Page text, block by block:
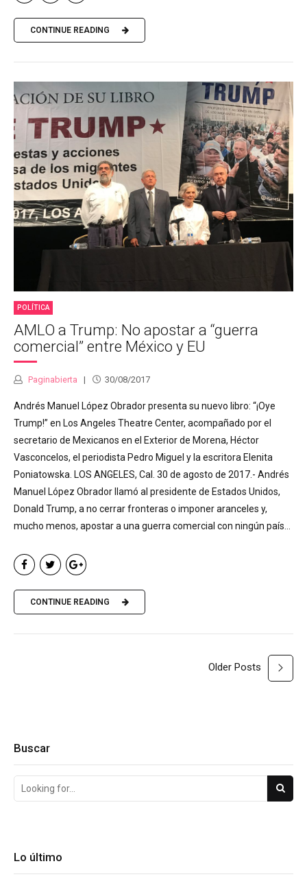
CONTINUE READING
POLÍTICA
AMLO a Trump: No apostar a “guerra
comercial” entre México y EU
Paginabierta 30/08/2017
Andrés Manuel López Obrador presenta su nuevo libro: “¡Oye
Trump!” en Los Angeles Theatre Center, acompañado por el
secretario de Mexicanos en el Exterior de Morena, Héctor
Vasconcelos, el periodista Pedro Miguel y la escritora Elenita
Poniatowska. LOS ANGELES, Cal. 30 de agosto de 2017.- Andrés
Manuel López Obrador llamó al presidente de Estados Unidos,
Donald Trump, a no cerrar fronteras o imponer aranceles y,
mucho menos, apostar a una guerra comercial con ningún país...
CONTINUE READING
Older Posts
Buscar
Lo último